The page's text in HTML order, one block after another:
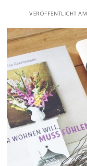
VERÖFFENTLICHT AM